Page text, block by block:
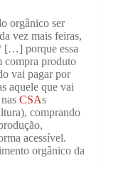
orgânico ser
vez mais feiras,
[…] porque essa
compra produto
vai pagar por
aquele que vai
CSAs
comprando
acessível.
orgânico da